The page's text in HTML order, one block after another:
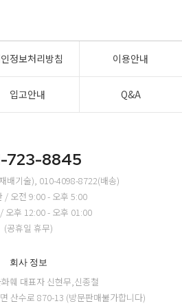
정보처리방침 이용안내
입고안내 Q&A
723-8845
배기술), 010-4098-8722(배송)
/ 오전 9:00 - 오후 5:00
오후 12:00 - 오후 01:00
(공휴일 휴무)
회사 정보
훼 대표자 신현무,신종철
산수로 870-13 (방문판매불가합니다)